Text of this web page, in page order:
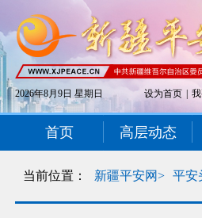
2026年8月9日 星期日 设为首页
首页 高层动态
当前位置： 新疆平安网> 平安